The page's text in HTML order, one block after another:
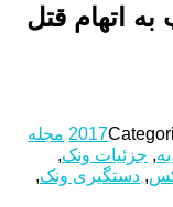
اتهام قتل
مجله
, جزئیات ونک,
, دستگیری ونک,